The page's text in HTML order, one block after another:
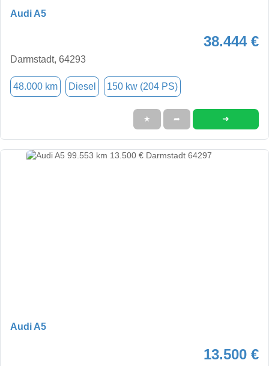
Audi A5
38.444 €
Darmstadt, 64293
48.000 km Diesel 150 kw (204 PS)
★ ➦ ➜
Audi A5
13.500 €